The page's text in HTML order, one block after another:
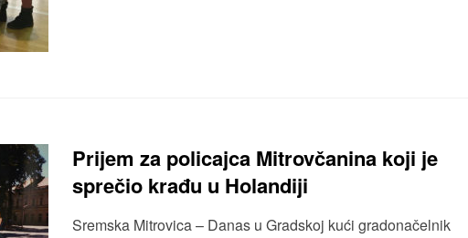
Prijem za policajca Mitrovčanina koji je
sprečio krađu u Holandiji
Sremska Mitrovica – Danas u Gradskoj kući gradonačelnik